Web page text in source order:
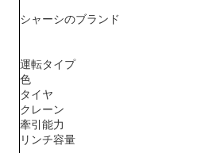
シャーシのブランド
運転タイプ
色
タイヤ
クレーン
牽引能力
リンチ容量